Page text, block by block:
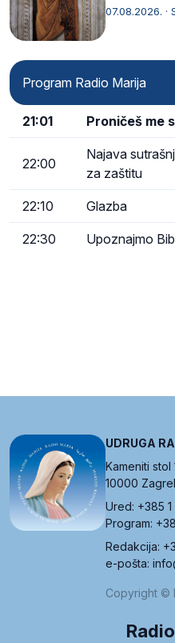
afričkim…
07.08.2026. ·
Program Radio Marija
21:01 Proničeš me
22:00
Najava
za zaštitu
22:10 Glazba
22:30 Upoznajmo
UDRUGA
Kameniti stol
10000
Ured: +385 1
Program:
Redakcija:
e-pošta:
Copyright ©